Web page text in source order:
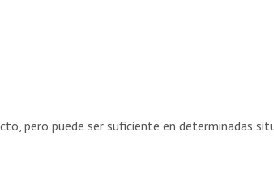
pero puede ser suficiente en determinadas